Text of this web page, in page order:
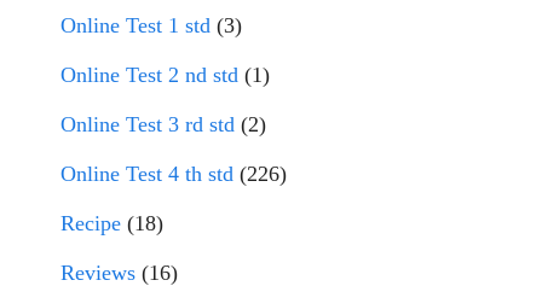
Online Test 1 std (3)
Online Test 2 nd std (1)
Online Test 3 rd std (2)
Online Test 4 th std (226)
Recipe (18)
Reviews (16)